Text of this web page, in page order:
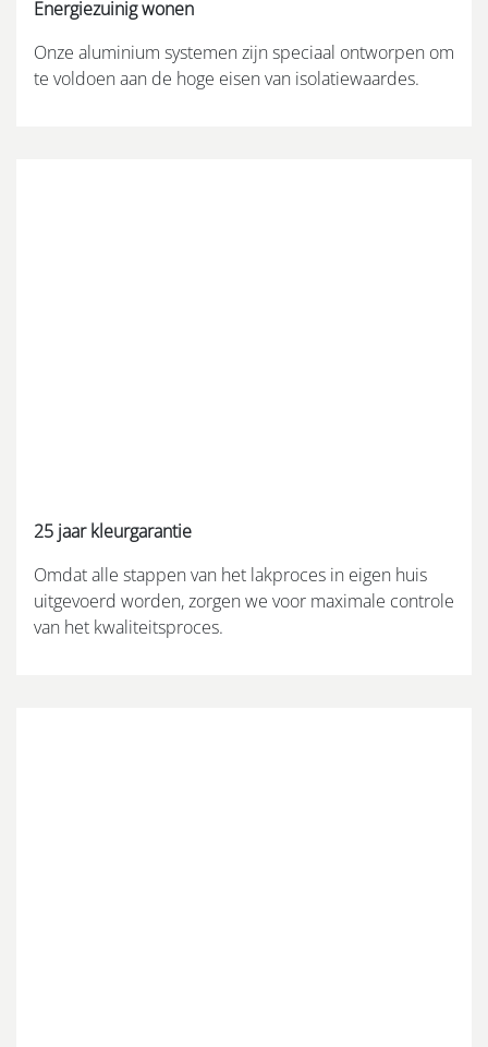
Energiezuinig wonen
Onze aluminium systemen zijn speciaal ontworpen om
te voldoen aan de hoge eisen van isolatiewaardes.
25 jaar kleurgarantie
Omdat alle stappen van het lakproces in eigen huis
uitgevoerd worden, zorgen we voor maximale controle
van het kwaliteitsproces.